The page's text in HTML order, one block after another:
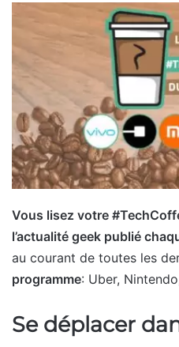
Vous lisez votre
l’actualité geek publié
au courant de toutes les
programme: Uber,
Se déplacer